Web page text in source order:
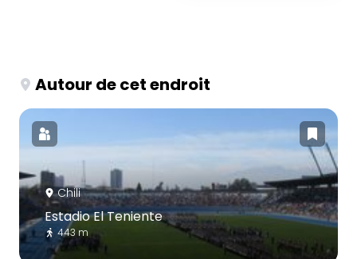
Autour de cet endroit
Chili
Estadio El Teniente
443 m